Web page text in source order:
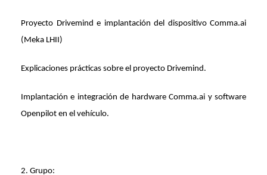
Proyecto Drivemind e implantación del dispositivo Comma.ai
(Meka LHII)
Explicaciones prácticas sobre el proyecto Drivemind.
Implantación e integración de hardware Comma.ai y software
Openpilot en el vehículo.
2. Grupo: